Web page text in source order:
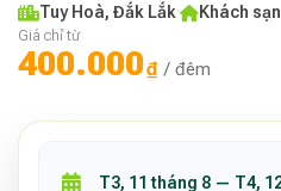
Tuy Hoà, Đắk Lắk· Khách sạn
Giá chỉ từ
400.000₫ / đêm